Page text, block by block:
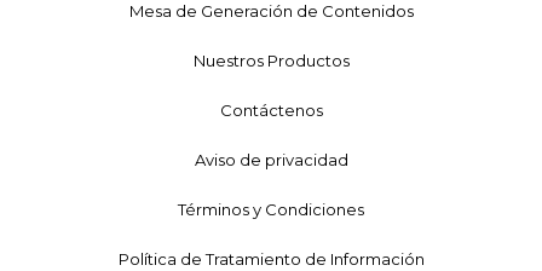
Mesa de Generación de Contenidos
Nuestros Productos
Contáctenos
Aviso de privacidad
Términos y Condiciones
Política de Tratamiento de Información